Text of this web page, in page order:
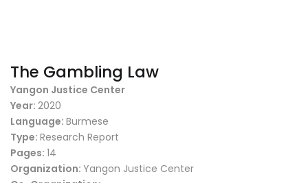
The Gambling Law
Yangon Justice Center
Year: 2020
Language: Burmese
Type: Research Report
Pages: 14
Organization: Yangon Justice Center